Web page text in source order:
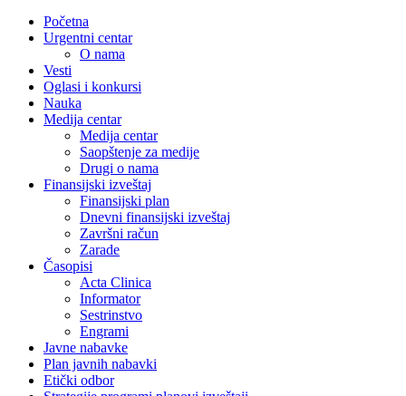
Početna
Urgentni centar
O nama
Vesti
Oglasi i konkursi
Nauka
Medija centar
Medija centar
Saopštenje za medije
Drugi o nama
Finansijski izveštaj
Finansijski plan
Dnevni finansijski izveštaj
Završni račun
Zarade
Časopisi
Acta Clinica
Informator
Sestrinstvo
Engrami
Javne nabavke
Plan javnih nabavki
Etički odbor